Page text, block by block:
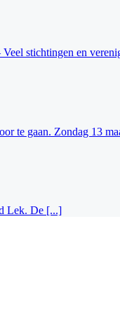
stichtingen en
te gaan. Zondag 13
Lek. De [...]